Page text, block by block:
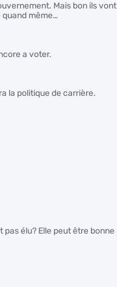
Mais bon ils vont
même…
a voter.
la politique de carrière.
pas élu? Elle peut être bonne